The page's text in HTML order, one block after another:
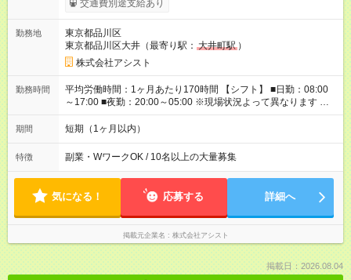
日『2万2000円』も稼げる！ -:+:-:+:-:+:-:+:-:+:- ■選べる支払い方
べる！ 日払いは、当日に『現金全額』手渡しです♪ ■残業手当
別途支給 ■日給全額保障あり ┗予定時間より早く終わっても日給
は満額支給！ ■資格手当あり ┗施設警備2級など 【試用期間】
試用期間なし
交通費別途支給あり
勤務地
東京都品川区
東京都品川区大井（最寄り駅： 大井町駅 ）
株式会社アシスト
勤務時間
平均労働時間：1ヶ月あたり170時間 【シフト】 ■日勤：08:00
～17:00 ■夜勤：20:00～05:00 ※現場状況よって異なります ※早
く終われば1現場4～8時間勤務もあり ☆週3～勤務OK！ ☆現場
が早く終わっても日給全額保証！ ☆ご希望の方は「日勤＋夜
日勤：08:00～17:00 ■夜勤：20:00～05:00 ※現場状況よって異
なります ※早く終われば1現場4～8時間勤務もあり ☆週3～勤務
OK！ ☆現場が早く終わっても日給全額保証！ ☆ご希望の方は
「日勤＋夜勤」も可能！
期間 短期（1ヶ月以内）
特徴 副業・WワークOK / 10名以上の大量募集
気になる！ 応募する 詳細へ
掲載元企業名 株式会社アシスト
掲載日：2026.08.04